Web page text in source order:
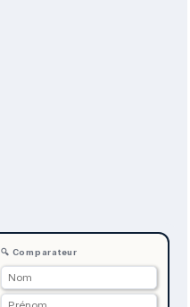
🔍 Comparateur